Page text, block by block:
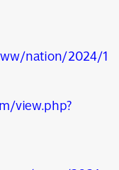
nation/2024/1
view.php?